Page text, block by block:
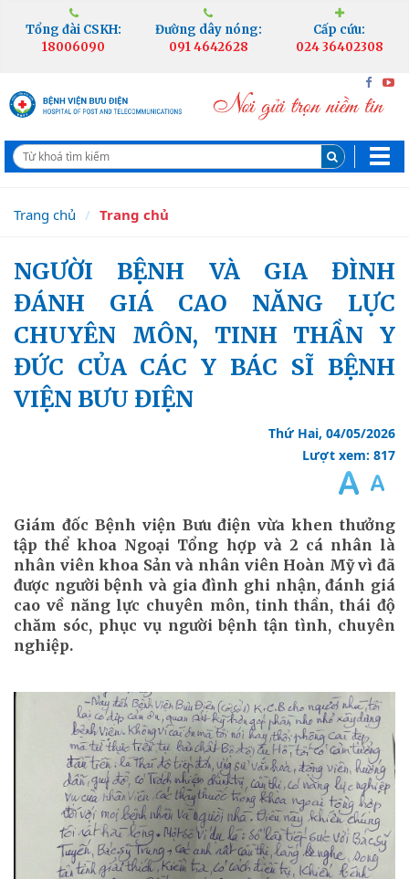
Tổng đài CSKH:
18006090
Đường dây nóng:
091 4642628
Cấp cứu:
024 36402308
Trang chủ Trang chủ
NGƯỜI BỆNH VÀ GIA ĐÌNH
ĐÁNH GIÁ CAO NĂNG LỰC
CHUYÊN MÔN, TINH THẦN Y
ĐỨC CỦA CÁC Y BÁC SĨ BỆNH
VIỆN BƯU ĐIỆN
Thứ Hai, 04/05/2026
Lượt xem: 817
Giám đốc Bệnh viện Bưu điện vừa khen thưởng
tập thể khoa Ngoại Tổng hợp và 2 cá nhân là
nhân viên khoa Sản và nhân viên Hoàn Mỹ vì đã
được người bệnh và gia đình ghi nhận, đánh giá
cao về năng lực chuyên môn, tinh thần, thái độ
chăm sóc, phục vụ người bệnh tận tình, chuyên
nghiệp.